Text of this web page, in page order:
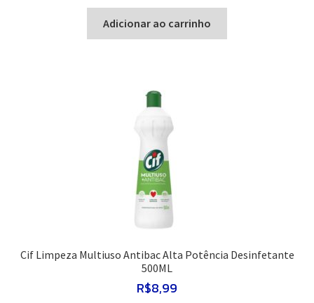
Adicionar ao carrinho
Cif Limpeza Multiuso Antibac Alta Potência Desinfetante
500ML
R$8,99